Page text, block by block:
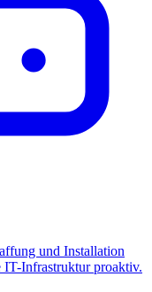
und Installation
IT-Infrastruktur proaktiv.